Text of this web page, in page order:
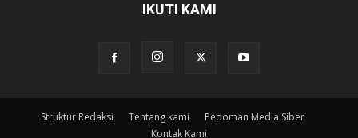
IKUTI KAMI
Struktur Redaksi Tentang kami
Pedoman Media Siber
Kontak Kami